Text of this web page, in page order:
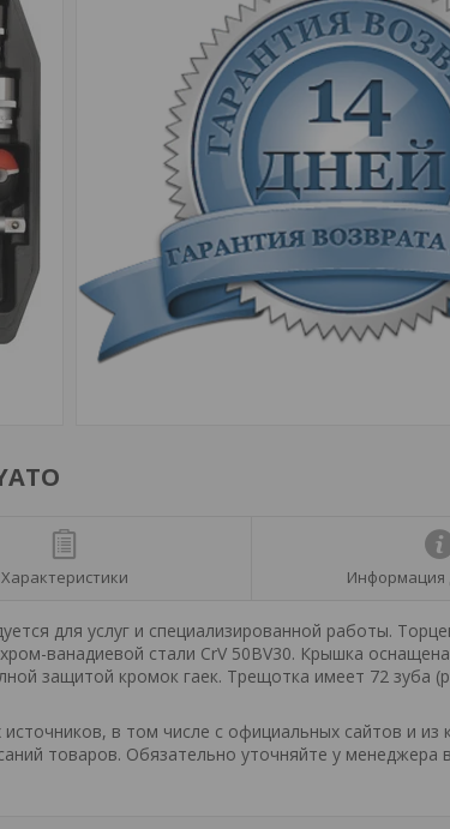
Характеристики Информация
для услуг и специализированной работы.
ванадиевой стали CrV 50BV30. Крышка
защитой кромок гаек. Трещотка имеет 72 зуба
в том числе с официальных сайтов и из
товаров. Обязательно уточняйте у менеджера